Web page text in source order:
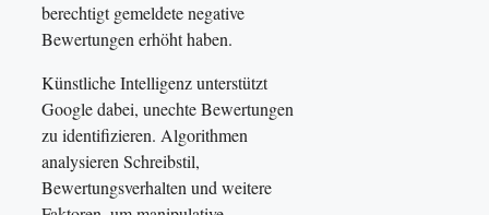
berechtigt gemeldete negative
Bewertungen erhöht haben.
Künstliche Intelligenz unterstützt
Google dabei, unechte Bewertungen
zu identifizieren. Algorithmen
analysieren Schreibstil,
Bewertungsverhalten und weitere